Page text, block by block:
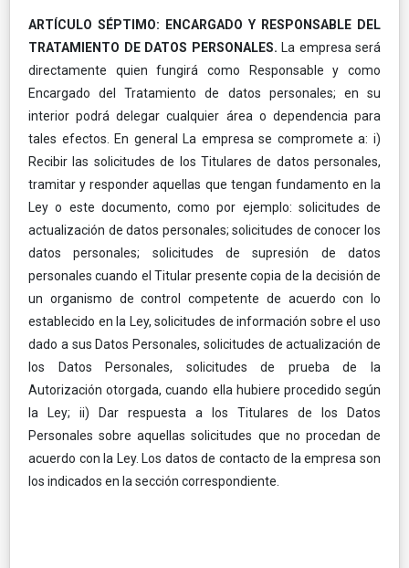
ARTÍCULO SÉPTIMO: ENCARGADO Y RESPONSABLE DEL
TRATAMIENTO DE DATOS PERSONALES. La empresa será
directamente quien fungirá como Responsable y como
Encargado del Tratamiento de datos personales; en su
interior podrá delegar cualquier área o dependencia para
tales efectos. En general La empresa se compromete a: i)
Recibir las solicitudes de los Titulares de datos personales,
tramitar y responder aquellas que tengan fundamento en la
Ley o este documento, como por ejemplo: solicitudes de
actualización de datos personales; solicitudes de conocer los
datos personales; solicitudes de supresión de datos
personales cuando el Titular presente copia de la decisión de
un organismo de control competente de acuerdo con lo
establecido en la Ley, solicitudes de información sobre el uso
dado a sus Datos Personales, solicitudes de actualización de
los Datos Personales, solicitudes de prueba de la
Autorización otorgada, cuando ella hubiere procedido según
la Ley; ii) Dar respuesta a los Titulares de los Datos
Personales sobre aquellas solicitudes que no procedan de
acuerdo con la Ley. Los datos de contacto de la empresa son
los indicados en la sección correspondiente.